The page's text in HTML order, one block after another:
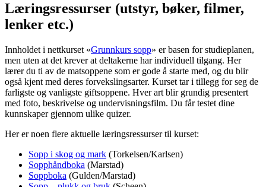
Læringsressurser (utstyr, bøker, filmer,
lenker etc.)
Innholdet i nettkurset «Grunnkurs sopp» er basen for studieplanen,
men uten at det krever at deltakerne har individuell tilgang. Her
lærer du ti av de matsoppene som er gode å starte med, og du blir
også kjent med deres forvekslingsarter. Kurset tar i tillegg for seg de
farligste og vanligste giftsoppene. Hver art blir grundig presentert
med foto, beskrivelse og undervisningsfilm. Du får testet dine
kunnskaper gjennom ulike quizer.
Her er noen flere aktuelle læringsressurser til kurset:
Sopp i skog og mark (Torkelsen/Karlsen)
Sopphåndboka (Marstad)
Soppboka (Gulden/Marstad)